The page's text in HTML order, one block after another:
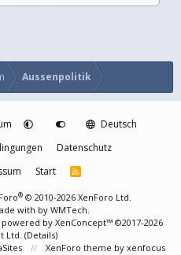
Aussenpolitik
Deutsch
Datenschutz
Start
R
® © 2010-2026 XenForo Ltd.
with by WMTech.
powered by XenConcept™ ©2017-2026
Ltd. (Details)
XenForo theme by xenfocus